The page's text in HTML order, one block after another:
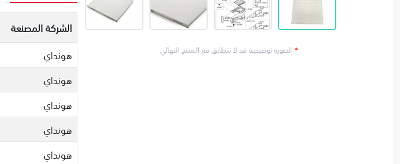
*الصورة توضيحية قد لا تتطابق مع المنتج النهائي
الشركة المصنعة
هونداي
هونداي
هونداي
هونداي
هونداي